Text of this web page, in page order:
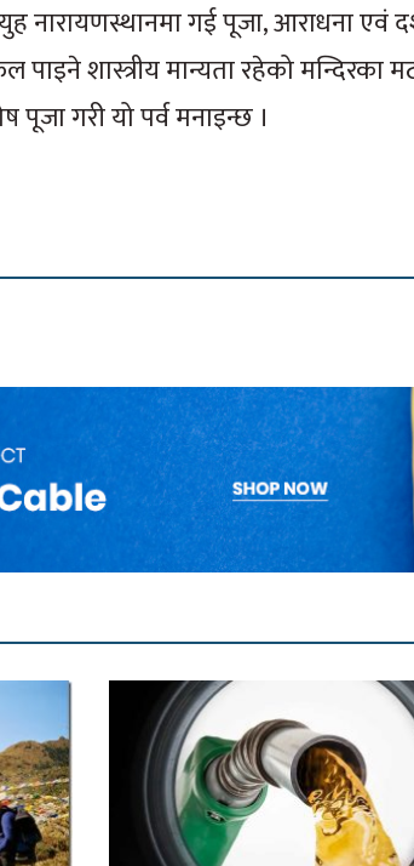
नारायणस्थानमा गई पूजा, आराधना एवं
पाइने शास्त्रीय मान्यता रहेको मन्दिरका
गरी यो पर्व मनाइन्छ ।